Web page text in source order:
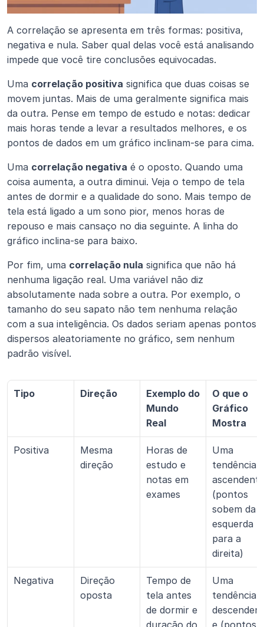
A correlação se apresenta em três formas: positiva,
negativa e nula. Saber qual delas você está analisando
impede que você tire conclusões equivocadas.
Uma correlação positiva significa que duas coisas se
movem juntas. Mais de uma geralmente significa mais
da outra. Pense em tempo de estudo e notas: dedicar
mais horas tende a levar a resultados melhores, e os
pontos de dados em um gráfico inclinam-se para cima.
Uma correlação negativa é o oposto. Quando uma
coisa aumenta, a outra diminui. Veja o tempo de tela
antes de dormir e a qualidade do sono. Mais tempo de
tela está ligado a um sono pior, menos horas de
repouso e mais cansaço no dia seguinte. A linha do
gráfico inclina-se para baixo.
Por fim, uma correlação nula significa que não há
nenhuma ligação real. Uma variável não diz
absolutamente nada sobre a outra. Por exemplo, o
tamanho do seu sapato não tem nenhuma relação
com a sua inteligência. Os dados seriam apenas pontos
dispersos aleatoriamente no gráfico, sem nenhum
padrão visível.
Tipo Direção
Exemplo do
Mundo
Real
O que o
Gráfico
Mostra
Positiva
Mesma
direção
Horas de
estudo e
notas em
exames
Uma
tendência
ascendente
(pontos
sobem da
esquerda
para a
direita)
Negativa
Direção
oposta
Tempo de
tela antes
de dormir e
duração do
Uma
tendência
descendent
e (pontos